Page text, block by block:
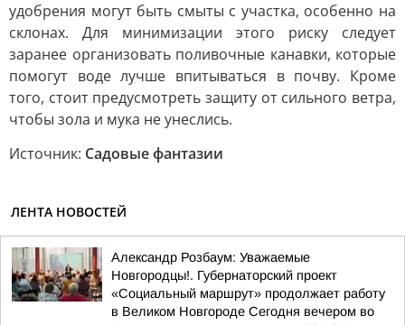
удобрения могут быть смыты с участка, особенно на
склонах. Для минимизации этого риску следует
заранее организовать поливочные канавки, которые
помогут воде лучше впитываться в почву. Кроме
того, стоит предусмотреть защиту от сильного ветра,
чтобы зола и мука не унеслись.
Источник: Садовые фантазии
ЛЕНТА НОВОСТЕЙ
Александр Розбаум: Уважаемые
Новгородцы!. Губернаторский проект
«Социальный маршрут» продолжает работу
в Великом Новгороде Сегодня вечером во